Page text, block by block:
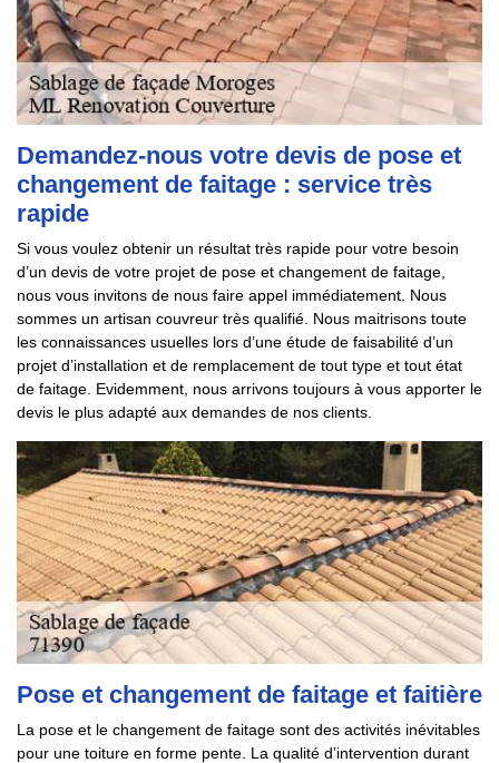
Demandez-nous votre devis de pose et
changement de faitage : service très
rapide
Si vous voulez obtenir un résultat très rapide pour votre besoin
d’un devis de votre projet de pose et changement de faitage,
nous vous invitons de nous faire appel immédiatement. Nous
sommes un artisan couvreur très qualifié. Nous maitrisons toute
les connaissances usuelles lors d’une étude de faisabilité d’un
projet d’installation et de remplacement de tout type et tout état
de faitage. Evidemment, nous arrivons toujours à vous apporter le
devis le plus adapté aux demandes de nos clients.
Pose et changement de faitage et faitière
La pose et le changement de faitage sont des activités inévitables
pour une toiture en forme pente. La qualité d’intervention durant